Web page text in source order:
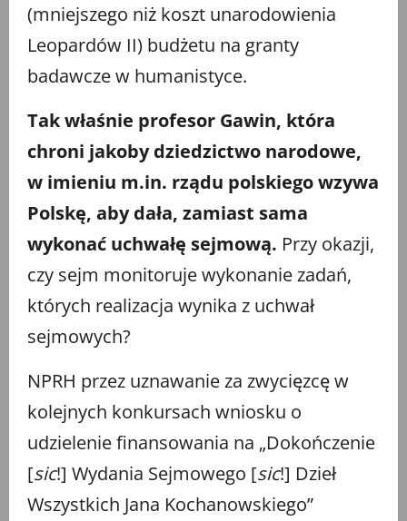
(mniejszego niż koszt unarodowienia
Leopardów II) budżetu na granty
badawcze w humanistyce.
Tak właśnie profesor Gawin, która
chroni jakoby dziedzictwo narodowe,
w imieniu m.in. rządu polskiego wzywa
Polskę, aby dała, zamiast sama
wykonać uchwałę sejmową. Przy okazji,
czy sejm monitoruje wykonanie zadań,
których realizacja wynika z uchwał
sejmowych?
NPRH przez uznawanie za zwycięzcę w
kolejnych konkursach wniosku o
udzielenie finansowania na „Dokończenie
[sic!] Wydania Sejmowego [sic!] Dzieł
Wszystkich Jana Kochanowskiego”